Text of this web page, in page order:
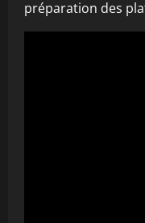
préparation des